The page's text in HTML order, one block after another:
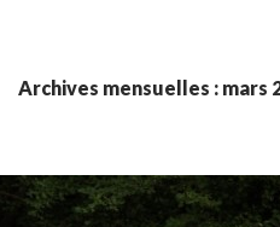
Archives mensuelles : mars